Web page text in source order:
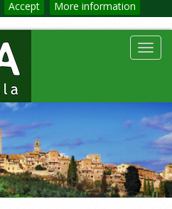
Accept More information